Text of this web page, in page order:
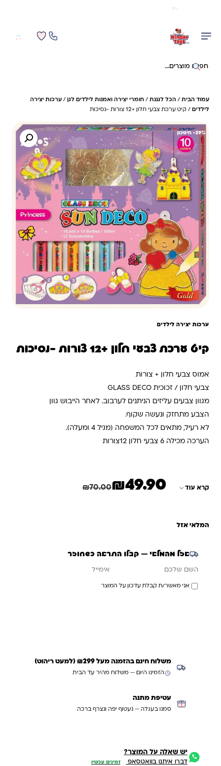
חיפוש באתר
עמוד הבית / הכל לגננת / חומרי יצירה ואמנות לילדים לגן / ערכות יצירה
לילדים / קיט ערכת צבעי חלון +12 צורות -נסיכות
29%- חיסכון
ערכות יצירה לילדים
קיט ערכת צבעי חלון +12 צורות -נסיכות
אמוס צבעי חלון + צורות
צבעי חלון / זכוכית GLASS DECO
מגוון צבעים עליזים הניתנים לערבוב. לאחר הייבוש גוון
הצבע מתחזק ונעשה שקוף.
לא רעיל, מתאים לכל המשפחה (מגיל 4 ומעלה).
הערכה מכילה 6 צבעי חלון 12צורות
קרא עוד ₪70.00
המחיר המקורי היה: ₪70.00.
₪49.90
המחיר הנוכחי הוא: ₪49.90.
המלאי אזל
אזל מהמלאי — קבלו התראה כשחוזר
אני מאשר/ת קבלת עדכון על המוצר
משלוח חינם בהזמנה מעל ₪299 (למעט ריהוט)
הזמינו היום — משלוח מהיר עד הבית
עטיפת מתנה
סמנו בעגלה — נעטוף יפה ונצרף ברכה
יש שאלה על המוצר?
דברו איתנו בוואטסאפ זמינים עכשיו